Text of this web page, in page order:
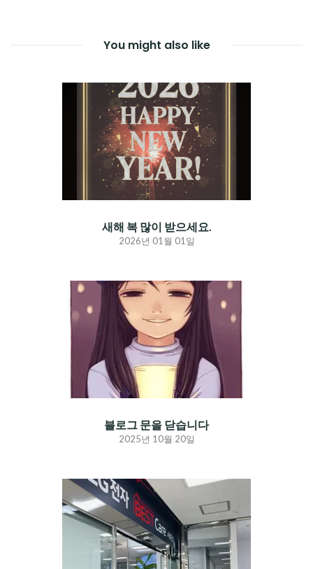
You might also like
새해 복 많이 받으세요.
2026년 01월 01일
블로그 문을 닫습니다
2025년 10월 20일